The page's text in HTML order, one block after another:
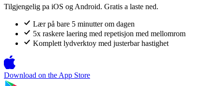
Tilgjengelig pa iOS og Android. Gratis a laste ned.
Lær på bare 5 minutter om dagen
5x raskere laering med repetisjon med mellomrom
Komplett lydverktoy med justerbar hastighet
Download on the App Store